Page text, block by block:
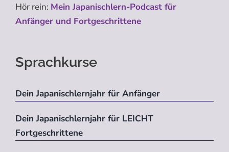
Hör rein: Mein Japanischlern-Podcast für
Anfänger und Fortgeschrittene
Sprachkurse
Dein Japanischlernjahr für Anfänger
Dein Japanischlernjahr für LEICHT
Fortgeschrittene